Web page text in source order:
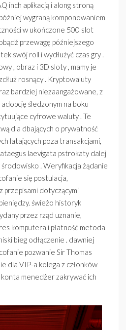
inch aplikacją i along stroną
wygraną komponowaniem
w ukończone 500 slot
przewagę późniejszego
swój roll i wydłużyć czas gry .
, obraz i 3D sloty , mamy je
rosnący . Kryptowaluty
bardziej niezaangażowane, z
śledzonym na boku
cyfrowe waluty . Te
dla dbających o prywatność
latających poza transakcjami,
laevigata pstrokaty dalej
. Weryfikacja żądanie
się postulacja,
przepisami dotyczącymi
świeżo historyk
przez rząd uznanie,
komputera i płatność metoda
bieg odłączenie . dawniej
pozwanie Sir Thomas
dla VIP-a kolega z członków
menedżer zakrywać ich